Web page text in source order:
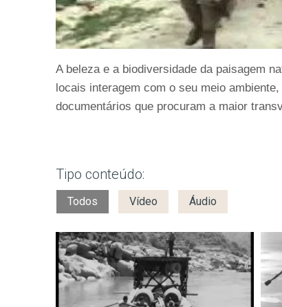
A beleza e a biodiversidade da paisagem
locais interagem com o seu meio
documentários que procuram a maior
Tipo conteúdo:
Todos Vídeo Áudio